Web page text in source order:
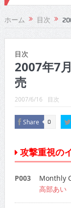
ホーム 目次
目次
2007年7
売
2007/6/16 目次
Share 0
攻撃重視の
P003
Monthly
高部あい